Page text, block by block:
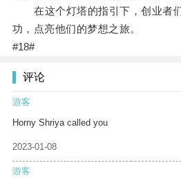
在这个灯塔的指引下，创业者
功，点亮他们的梦想之旅。
#18#
评论
游客
Horny Shriya called you
2023-01-08
游客